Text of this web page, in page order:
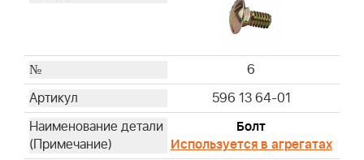
6
596 13 64-01
Болт
Используется в агрегатах